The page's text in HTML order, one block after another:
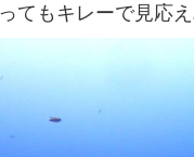
てもキレーで見応